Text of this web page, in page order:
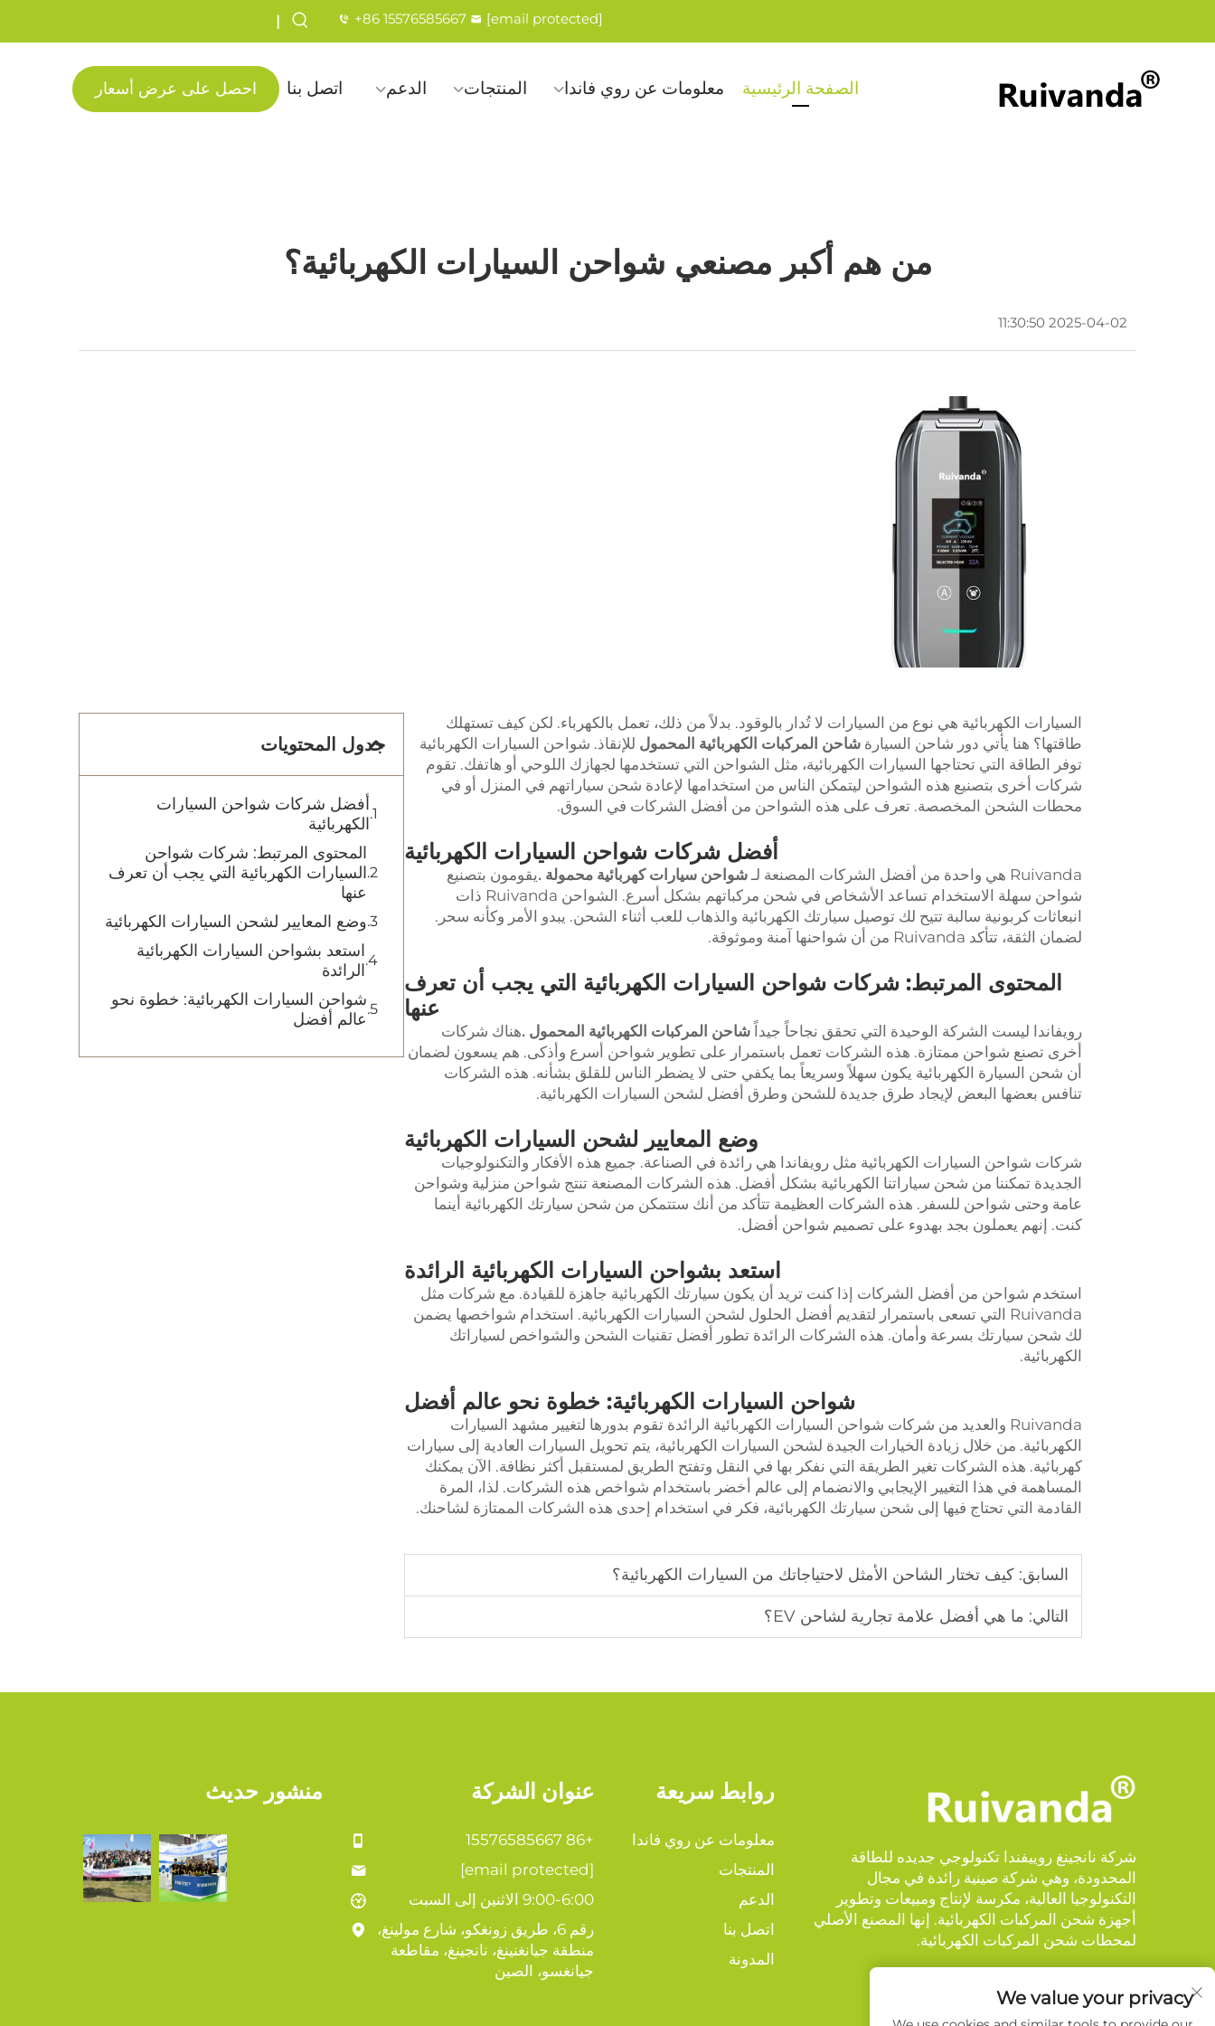
+86 15576585667 [email protected]
|
الصفحة الرئيسية معلومات عن روي فاندا المنتجات الدعم اتصل بنا احصل على عرض أسعار
من هم أكبر مصنعي شواحن السيارات الكهربائية؟
2025-04-02 11:30:50
السيارات الكهربائية هي نوع من السيارات لا تُدار بالوقود. بدلاً من ذلك، تعمل بالكهرباء. لكن كيف تستهلك
طاقتها؟ هنا يأتي دور شاحن السيارة شاحن المركبات الكهربائية المحمول للإنقاذ. شواحن السيارات الكهربائية
توفر الطاقة التي تحتاجها السيارات الكهربائية، مثل الشواحن التي تستخدمها لجهازك اللوحي أو هاتفك. تقوم
شركات أخرى بتصنيع هذه الشواحن ليتمكن الناس من استخدامها لإعادة شحن سياراتهم في المنزل أو في
محطات الشحن المخصصة. تعرف على هذه الشواحن من أفضل الشركات في السوق.
أفضل شركات شواحن السيارات الكهربائية
Ruivanda هي واحدة من أفضل الشركات المصنعة لـ شواحن سيارات كهربائية محمولة .يقومون بتصنيع
شواحن سهلة الاستخدام تساعد الأشخاص في شحن مركباتهم بشكل أسرع. الشواحن Ruivanda ذات
انبعاثات كربونية سالبة تتيح لك توصيل سيارتك الكهربائية والذهاب للعب أثناء الشحن. يبدو الأمر وكأنه سحر.
لضمان الثقة، تتأكد Ruivanda من أن شواحنها آمنة وموثوقة.
المحتوى المرتبط: شركات شواحن السيارات الكهربائية التي يجب أن تعرف
عنها
رويفاندا ليست الشركة الوحيدة التي تحقق نجاحاً جيداً شاحن المركبات الكهربائية المحمول .هناك شركات
أخرى تصنع شواحن ممتازة. هذه الشركات تعمل باستمرار على تطوير شواحن أسرع وأذكى. هم يسعون لضمان
أن شحن السيارة الكهربائية يكون سهلاً وسريعاً بما يكفي حتى لا يضطر الناس للقلق بشأنه. هذه الشركات
تنافس بعضها البعض لإيجاد طرق جديدة للشحن وطرق أفضل لشحن السيارات الكهربائية.
وضع المعايير لشحن السيارات الكهربائية
شركات شواحن السيارات الكهربائية مثل رويفاندا هي رائدة في الصناعة. جميع هذه الأفكار والتكنولوجيات
الجديدة تمكننا من شحن سياراتنا الكهربائية بشكل أفضل. هذه الشركات المصنعة تنتج شواحن منزلية وشواحن
عامة وحتى شواحن للسفر. هذه الشركات العظيمة تتأكد من أنك ستتمكن من شحن سيارتك الكهربائية أينما
كنت. إنهم يعملون بجد بهدوء على تصميم شواحن أفضل.
استعد بشواحن السيارات الكهربائية الرائدة
استخدم شواحن من أفضل الشركات إذا كنت تريد أن يكون سيارتك الكهربائية جاهزة للقيادة. مع شركات مثل
Ruivanda التي تسعى باستمرار لتقديم أفضل الحلول لشحن السيارات الكهربائية. استخدام شواخصها يضمن
لك شحن سيارتك بسرعة وأمان. هذه الشركات الرائدة تطور أفضل تقنيات الشحن والشواخص لسياراتك
الكهربائية.
شواحن السيارات الكهربائية: خطوة نحو عالم أفضل
Ruivanda والعديد من شركات شواحن السيارات الكهربائية الرائدة تقوم بدورها لتغيير مشهد السيارات
الكهربائية. من خلال زيادة الخيارات الجيدة لشحن السيارات الكهربائية، يتم تحويل السيارات العادية إلى سيارات
كهربائية. هذه الشركات تغير الطريقة التي نفكر بها في النقل وتفتح الطريق لمستقبل أكثر نظافة. الآن يمكنك
المساهمة في هذا التغيير الإيجابي والانضمام إلى عالم أخضر باستخدام شواخص هذه الشركات. لذا، المرة
القادمة التي تحتاج فيها إلى شحن سيارتك الكهربائية، فكر في استخدام إحدى هذه الشركات الممتازة لشاحنك.
السابق: كيف تختار الشاحن الأمثل لاحتياجاتك من السيارات الكهربائية؟
التالي: ما هي أفضل علامة تجارية لشاحن EV؟
جدول المحتويات
أفضل شركات شواحن السيارات
الكهربائية
المحتوى المرتبط: شركات شواحن
السيارات الكهربائية التي يجب أن تعرف
عنها
وضع المعايير لشحن السيارات الكهربائية
استعد بشواحن السيارات الكهربائية
الرائدة
شواحن السيارات الكهربائية: خطوة نحو
عالم أفضل
شركة نانجينغ روييفندا تكنولوجي جديده للطاقة
المحدودة، وهي شركة صينية رائدة في مجال
التكنولوجيا العالية، مكرسة لإنتاج ومبيعات وتطوير
أجهزة شحن المركبات الكهربائية. إنها المصنع الأصلي
لمحطات شحن المركبات الكهربائية.
روابط سريعة
معلومات عن روي فاندا
المنتجات
الدعم
اتصل بنا
المدونة
عنوان الشركة
+86 15576585667
[email protected]
9:00-6:00 الاثنين إلى السبت
رقم 6، طريق زونغكو، شارع مولينغ،
منطقة جيانغنينغ، نانجينغ، مقاطعة
جيانغسو، الصين
منشور حديث
We value your privacy